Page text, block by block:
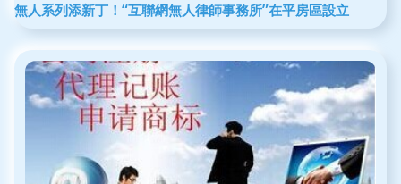
無人系列添新丁！“互聯網無人律師事務所”在平房區設立